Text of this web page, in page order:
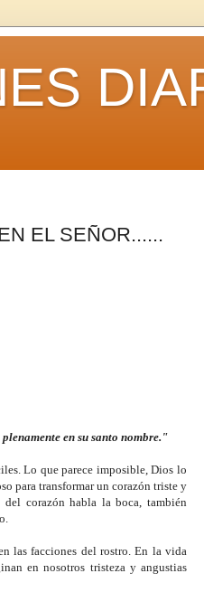
EL SEÑOR......
en su santo nombre."
Lo que parece imposible, Dios lo
para transformar un corazón triste y
corazón habla la boca, también
las facciones del rostro. En la vida
en nosotros tristeza y angustias